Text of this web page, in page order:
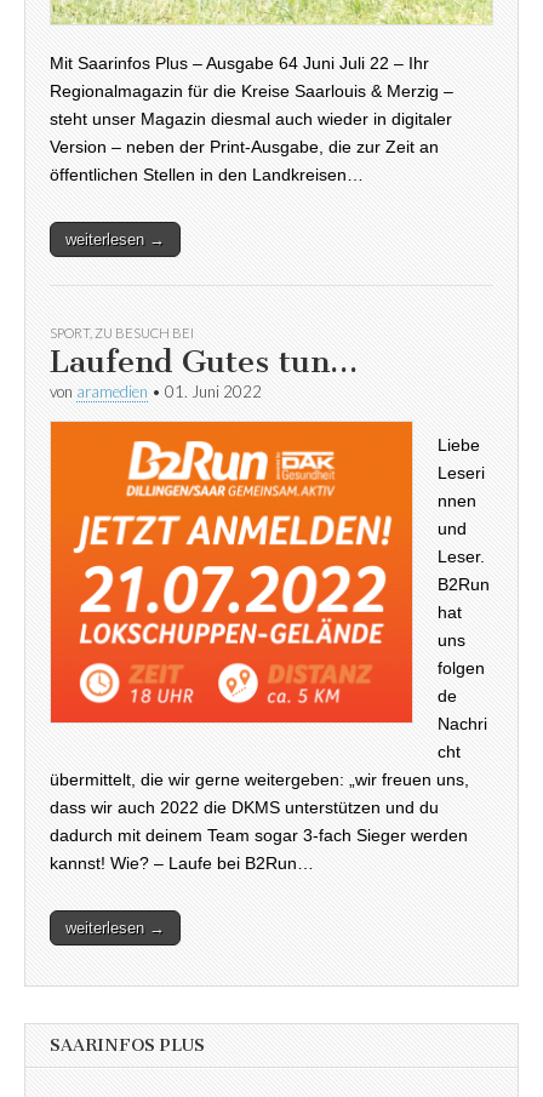
Mit Saarinfos Plus – Ausgabe 64 Juni Juli 22 – Ihr
Regionalmagazin für die Kreise Saarlouis & Merzig –
steht unser Magazin diesmal auch wieder in digitaler
Version – neben der Print-Ausgabe, die zur Zeit an
öffentlichen Stellen in den Landkreisen…
weiterlesen →
SPORT, ZU BESUCH BEI
Laufend Gutes tun…
von aramedien • 01. Juni 2022
Liebe
Leseri
nnen
und
Leser.
B2Run
hat
uns
folgen
de
Nachri
cht
übermittelt, die wir gerne weitergeben: „wir freuen uns,
dass wir auch 2022 die DKMS unterstützen und du
dadurch mit deinem Team sogar 3-fach Sieger werden
kannst! Wie? – Laufe bei B2Run…
weiterlesen →
SAARINFOS PLUS